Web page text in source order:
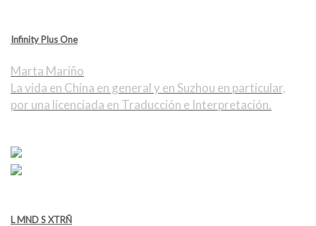
Infinity Plus One
Marta Mariño
La vida en China en general y en Suzhou en particular,
por una licenciada en Traducción e Interpretación.
L MND S XTRÑ